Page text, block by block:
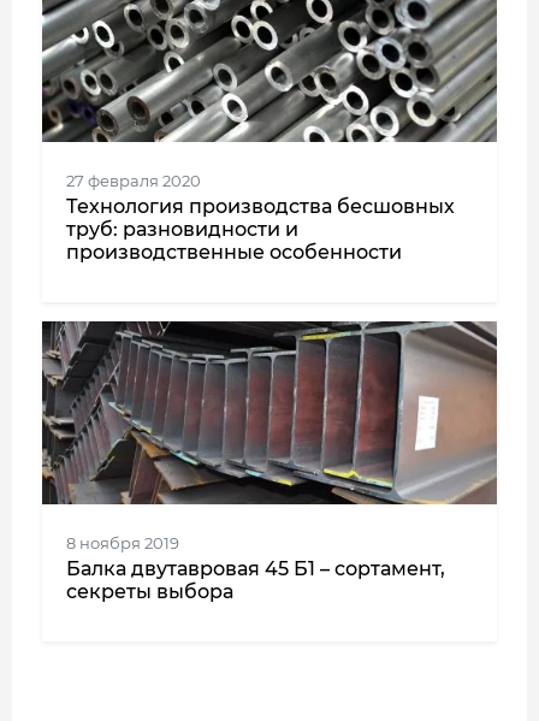
27 февраля 2020
Технология производства бесшовных
труб: разновидности и
производственные особенности
8 ноября 2019
Балка двутавровая 45 Б1 – сортамент,
секреты выбора